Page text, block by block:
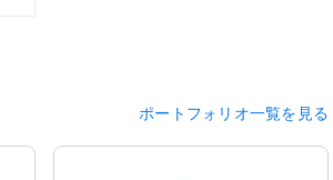
ポートフォリオ一覧を見る